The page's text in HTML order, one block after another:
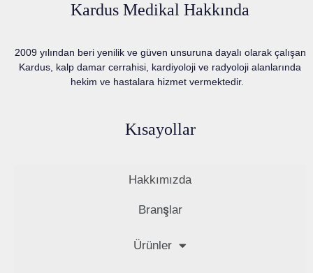
Kardus Medikal Hakkında
2009 yılından beri yenilik ve güven unsuruna dayalı olarak çalışan
Kardus, kalp damar cerrahisi, kardiyoloji ve radyoloji alanlarında
hekim ve hastalara hizmet vermektedir.
Kısayollar
Hakkımızda
Branşlar
Ürünler